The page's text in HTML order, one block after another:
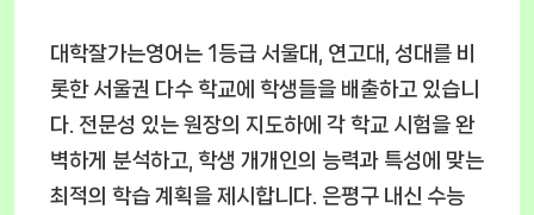
대학잘가는영어는 1등급 서울대, 연고대, 성대를 비
롯한 서울권 다수 학교에 학생들을 배출하고 있습니
다. 전문성 있는 원장의 지도하에 각 학교 시험을 완
벽하게 분석하고, 학생 개개인의 능력과 특성에 맞는
최적의 학습 계획을 제시합니다. 은평구 내신 수능